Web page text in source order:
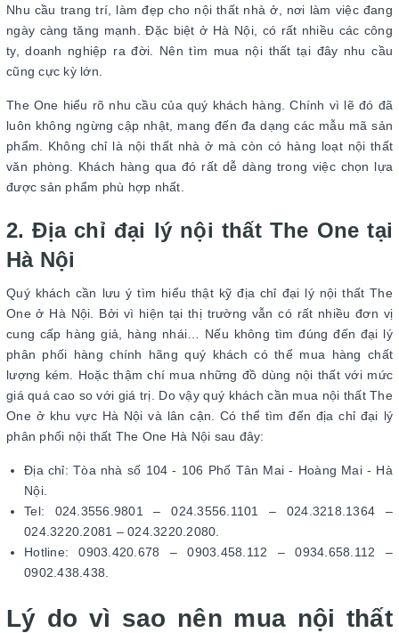
Nhu cầu trang trí, làm đẹp cho nội thất nhà ở, nơi làm việc đang
ngày càng tăng mạnh. Đặc biệt ở Hà Nội, có rất nhiều các công
ty, doanh nghiệp ra đời. Nên tìm mua nội thất tại đây nhu cầu
cũng cực kỳ lớn.
The One hiểu rõ nhu cầu của quý khách hàng. Chính vì lẽ đó đã
luôn không ngừng cập nhật, mang đến đa dạng các mẫu mã sản
phẩm. Không chỉ là nội thất nhà ở mà còn có hàng loạt nội thất
văn phòng. Khách hàng qua đó rất dễ dàng trong việc chọn lựa
được sản phẩm phù hợp nhất.
2. Địa chỉ đại lý nội thất The One tại
Hà Nội
Quý khách cần lưu ý tìm hiểu thật kỹ địa chỉ đại lý nội thất The
One ở Hà Nội. Bởi vì hiện tại thị trường vẫn có rất nhiều đơn vị
cung cấp hàng giả, hàng nhái… Nếu không tìm đúng đến đại lý
phân phối hàng chính hãng quý khách có thể mua hàng chất
lượng kém. Hoặc thậm chí mua những đồ dùng nội thất với mức
giá quá cao so với giá trị. Do vậy quý khách cần mua nội thất The
One ở khu vực Hà Nội và lân cận. Có thể tìm đến địa chỉ đại lý
phân phối nội thất The One Hà Nội sau đây:
Địa chỉ: Tòa nhà số 104 - 106 Phố Tân Mai - Hoàng Mai - Hà
Nội.
Tel: 024.3556.9801 – 024.3556.1101 – 024.3218.1364 –
024.3220.2081 – 024.3220.2080.
Hotline: 0903.420.678 – 0903.458.112 – 0934.658.112 –
0902.438.438.
Lý do vì sao nên mua nội thất